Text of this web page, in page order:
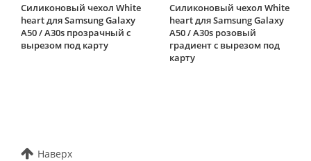
Силиконовый чехол White
heart для Samsung Galaxy
A50 / A30s прозрачный с
вырезом под карту
Силиконовый чехол White
heart для Samsung Galaxy
A50 / A30s розовый
градиент c вырезом под
карту
Наверх